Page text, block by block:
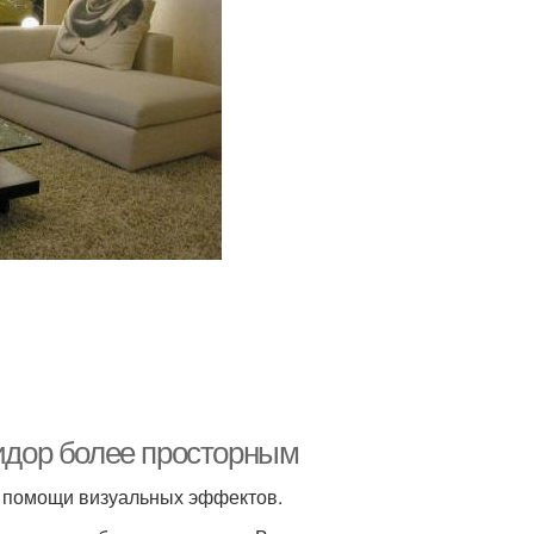
более просторным
визуальных эффектов.